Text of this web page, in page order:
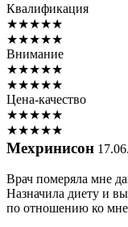
Квалификация
★★★★★
★★★★★
Внимание
★★★★★
★★★★★
Цена-качество
★★★★★
★★★★★
Мехринисон
Врач померяла мне
Назначила диету и
по отношению ко